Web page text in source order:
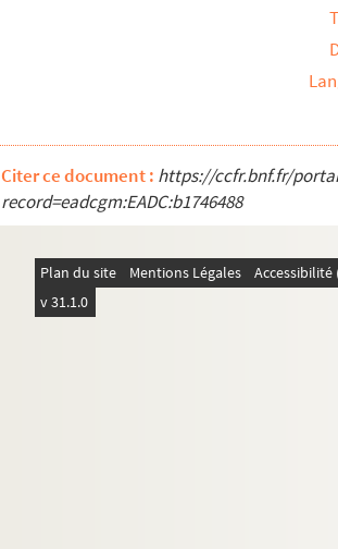
Citer ce document : https://ccfr.bnf.fr/
record=eadcgm:EADC:b1746488
Plan du site Mentions Légales
v 31.1.0